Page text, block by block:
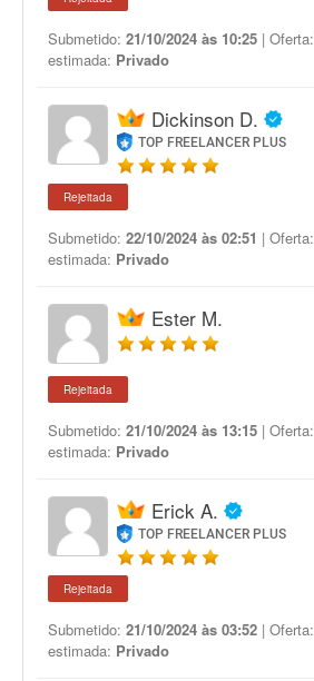
Submetido: 21/10/2024 às 10:25 | Oferta:
estimada: Privado
Dickinson D.
TOP FREELANCER PLUS
Rejeitada
Submetido: 22/10/2024 às 02:51 | Oferta:
estimada: Privado
Ester M.
Rejeitada
Submetido: 21/10/2024 às 13:15 | Oferta:
estimada: Privado
Erick A.
TOP FREELANCER PLUS
Rejeitada
Submetido: 21/10/2024 às 03:52 | Oferta:
estimada: Privado